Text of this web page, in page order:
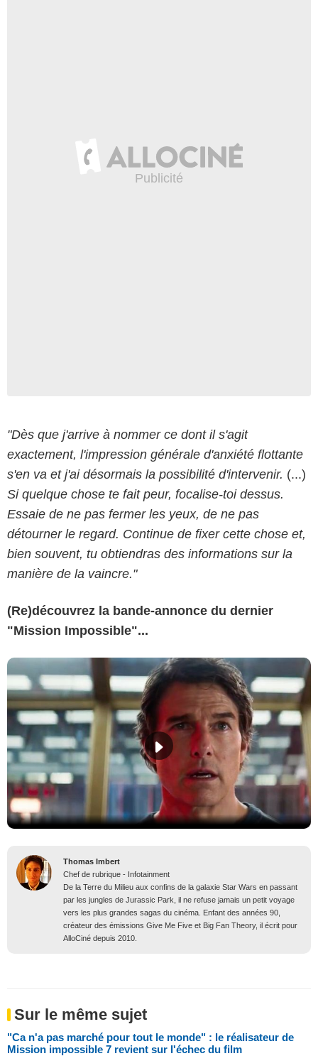
"Dès que j'arrive à nommer ce dont il s'agit
exactement, l'impression générale d'anxiété flottante
s'en va et j'ai désormais la possibilité d'intervenir. (...)
Si quelque chose te fait peur, focalise-toi dessus.
Essaie de ne pas fermer les yeux, de ne pas
détourner le regard. Continue de fixer cette chose et,
bien souvent, tu obtiendras des informations sur la
manière de la vaincre."
(Re)découvrez la bande-annonce du dernier
"Mission Impossible"...
Thomas Imbert
Chef de rubrique - Infotainment
De la Terre du Milieu aux confins de la galaxie Star Wars en passant
par les jungles de Jurassic Park, il ne refuse jamais un petit voyage
vers les plus grandes sagas du cinéma. Enfant des années 90,
créateur des émissions Give Me Five et Big Fan Theory, il écrit pour
AlloCiné depuis 2010.
Sur le même sujet
"Ca n'a pas marché pour tout le monde" : le réalisateur de
Mission impossible 7 revient sur l'échec du film